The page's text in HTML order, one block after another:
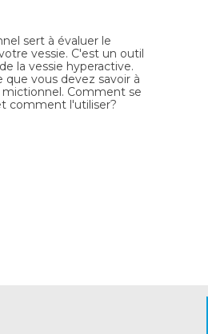
sert à évaluer le
vessie. C'est un outil
la vessie hyperactive.
vous devez savoir à
Comment se
comment l'utiliser?